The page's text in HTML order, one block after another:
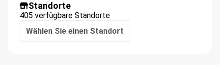
Standorte
405 verfügbare Standorte
Wählen Sie einen Standort